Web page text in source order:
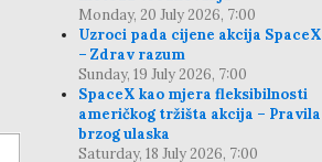
Monday, 20 July 2026, 7:00
Uzroci pada cijene akcija SpaceX
– Zdrav razum
Sunday, 19 July 2026, 7:00
SpaceX kao mjera fleksibilnosti
američkog tržišta akcija – Pravila
brzog ulaska
Saturday, 18 July 2026, 7:00